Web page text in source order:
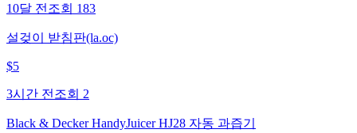
10달 전 조회 183
설겆이 받침판(la.oc)
$5
3시간 전 조회 2
Black & Decker HandyJuicer HJ28 자동 과즙기